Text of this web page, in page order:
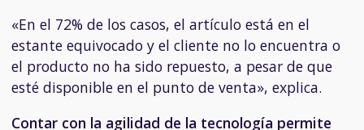
«En el 72% de los casos, el artículo está en el
estante equivocado y el cliente no lo encuentra o
el producto no ha sido repuesto, a pesar de que
esté disponible en el punto de venta», explica.
Contar con la agilidad de la tecnología permite